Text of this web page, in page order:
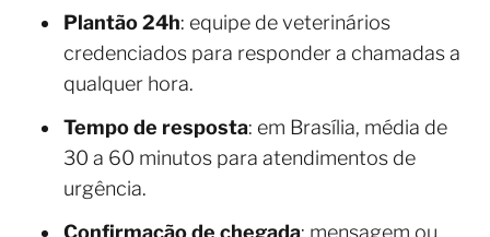
Plantão 24h: equipe de veterinários
credenciados para responder a chamadas a
qualquer hora.
Tempo de resposta: em Brasília, média de
30 a 60 minutos para atendimentos de
urgência.
Confirmação de chegada: mensagem ou